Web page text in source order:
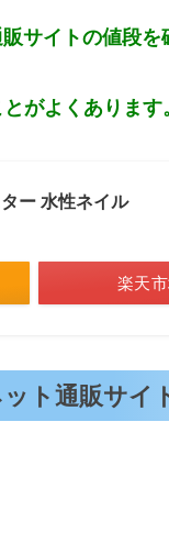
サイトの値段を
がよくあります
ー 水性ネイル
楽天
ト通販サイ